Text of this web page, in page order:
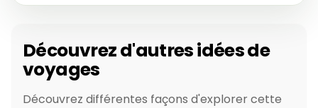
Découvrez d'autres idées de
voyages
Découvrez différentes façons d'explorer cette